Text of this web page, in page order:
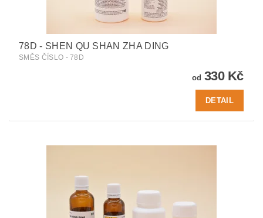
78D - SHEN QU SHAN ZHA DING
SMĚS ČÍSLO - 78D
od 330 Kč
DETAIL